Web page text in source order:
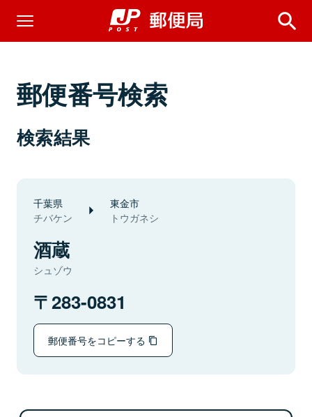
郵便番号検索
検索結果
千葉県
チバケン
東金市
トウガネシ
酒蔵
シュゾウ
283-0831
郵便番号をコピーする